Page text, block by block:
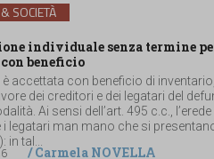
SOCIETÀ
individuale senza termine per
beneficio
è accettata con beneficio di
dei creditori e dei legatari del
Ai sensi dell’art. 495 c.c.,
i legatari man mano che si
in tal...
/Carmela NOVELLA